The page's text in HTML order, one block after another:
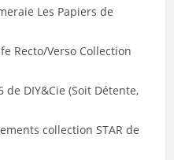
Les Papiers de
Recto/Verso Collection
DIY&Cie (Soit Détente,
collection STAR de